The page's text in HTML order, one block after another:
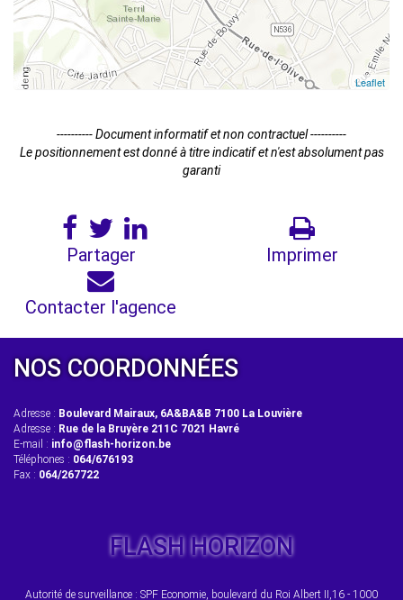
Leaflet
---------- Document informatif et non contractuel ----------
Le positionnement est donné à titre indicatif et n'est absolument pas
garanti
Partager Imprimer
Contacter l'agence
NOS COORDONNÉES
Adresse : Boulevard Mairaux, 6A&BA&B 7100 La Louvière
Adresse : Rue de la Bruyère 211C 7021 Havré
E-mail : info@flash-horizon.be
Téléphones : 064/676193
Fax : 064/267722
FLASH HORIZON
Autorité de surveillance : SPF Economie, boulevard du Roi Albert II,16 - 1000